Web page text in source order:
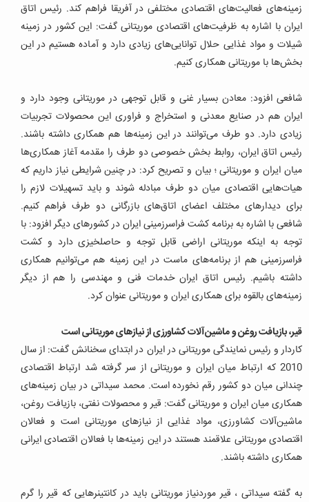
زمینه‌های فعالیت‌های اقتصادی مختلفی در آفریقا فراهم کند. رئیس اتاق
ایران با اشاره به ظرفیت‌های اقتصادی موریتانی گفت: این کشور در زمینه
شیلات و مواد غذایی حلال توانایی‌های زیادی دارد و آماده هستیم در این
بخش‌ها با موریتانی همکاری کنیم.
شافعی افزود: معادن بسیار غنی و قابل توجهی در موریتانی وجود دارد و
ایران هم در صنایع معدنی و استخراج و فراوری این محصولات تجربیات
زیادی دارد. دو طرف می‌توانند در این زمینه‌ها هم همکاری داشته باشند.
رئیس اتاق ایران، روابط بخش خصوصی دو طرف را مقدمه آغاز همکاری‌ها
میان ایران و موریتانی ؛ بیان و تصریح کرد: در چنین شرایطی نیاز داریم که
هیات‌هایی اقتصادی میان دو طرف مبادله شوند و باید تسهیلات لازم را
برای دیدارهای مختلف اعضای اتاق‌های بازرگانی دو طرف فراهم کنیم.
شافعی با اشاره به برنامه کشت فراسرزمینی ایران در کشورهای دیگر افزود: با
توجه به اینکه موریتانی اراضی قابل توجه و حاصلخیزی دارد و کشت
فراسرزمینی هم از برنامه‌های ماست در این زمینه هم می‌توانیم همکاری
داشته باشیم. رئیس اتاق ایران خدمات فنی و مهندسی را هم از دیگر
زمینه‌های بالقوه برای همکاری ایران و موریتانی عنوان کرد.
قیر، بازیافت روغن و ماشین‌آلات کشاورزی از نیازهای موریتانی است
کاردار و رئیس نمایندگی موریتانی در ایران در ابتدای سخنانش گفت: از سال
2010 که ارتباط میان ایران و موریتانی از سر گرفته شد ارتباط اقتصادی
چندانی میان دو کشور رقم نخورده است. محمد سیداتی در بیان زمینه‌های
همکاری میان ایران و موریتانی گفت: قیر و محصولات نفتی، بازیافت روغن،
ماشین‌آلات کشاورزی، مواد غذایی از نیازهای موریتانی است و فعالان
اقتصادی موریتانی علاقمند هستند در این زمینه‌ها با فعالان اقتصادی ایرانی
همکاری داشته باشند.
به گفته سیداتی ، قیر موردنیاز موریتانی باید در کانتینرهایی که قیر را گرم